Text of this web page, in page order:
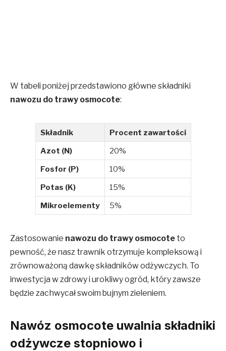
W tabeli poniżej przedstawiono główne składniki
nawozu do trawy osmocote:
Składnik
Procent zawartości
Azot (N)
20%
Fosfor (P)
10%
Potas (K)
15%
Mikroelementy
5%
Zastosowanie nawozu do trawy osmocote to
pewność, że nasz trawnik otrzymuje kompleksową i
zrównoważoną dawkę składników odżywczych. To
inwestycja w zdrowy i urokliwy ogród, który zawsze
będzie zachwycał swoim bujnym zieleniem.
Nawóz osmocote uwalnia składniki
odżywcze stopniowo i